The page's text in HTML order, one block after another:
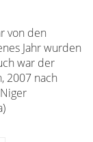
von den
Jahr wurden
war der
2007 nach